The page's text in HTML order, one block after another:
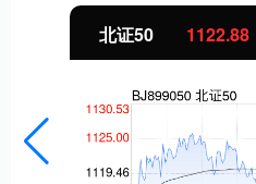
北证50 1122.88